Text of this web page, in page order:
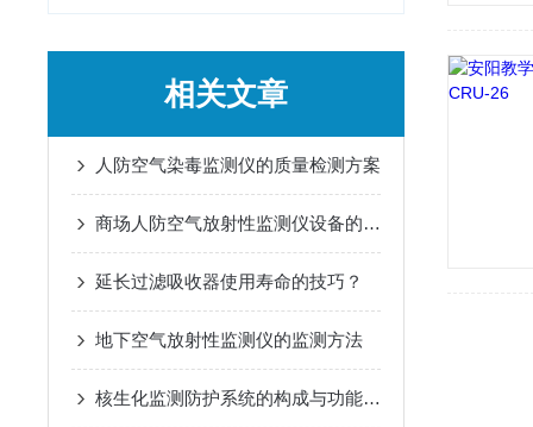
相关文章
人防空气染毒监测仪的质量检测方案
商场人防空气放射性监测仪设备的安全操作规程
延长过滤吸收器使用寿命的技巧？
地下空气放射性监测仪的监测方法
核生化监测防护系统的构成与功能详解